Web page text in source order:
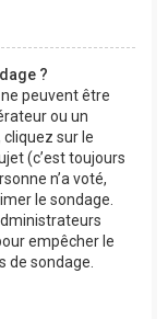
?
peuvent être
ou un
sur le
(c’est toujours
n’a voté,
le sondage.
empêcher le
de sondage.